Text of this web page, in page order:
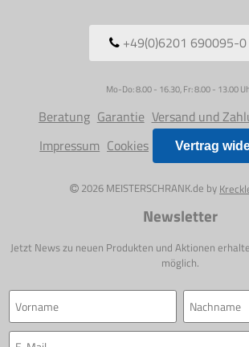
+49(0)6201 690095-0
Mo-Do: 8.00 - 16.30, Fr: 8.00 - 13.00
Beratung Garantie Versand und
Impressum Cookies Vertrag
2026 MEISTERSCHRANK.de by
Newsletter
Jetzt News zu neuen Produkten und Aktionen
möglich.